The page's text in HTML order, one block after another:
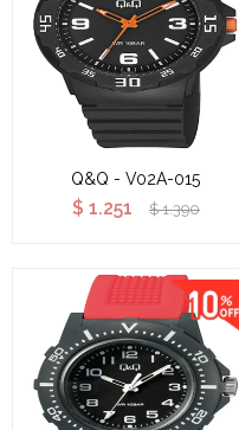
Q&Q - V02A-015
$ 1.251 $ 1.390